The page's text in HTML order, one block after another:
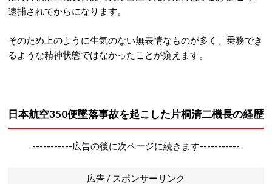
逮捕されてからになります。
そのため上のように生気のない無表情なものが多く、乗務でき
るような精神状態ではなかったことが窺えます。
日本航空350便墜落事故を起こした片桐清二機長の経歴
-----------広告の後に次ページに続きます-----------
広告 / スポンサーリンク